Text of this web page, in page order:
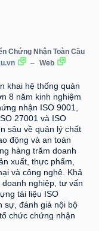
Chứng Nhận Toàn Cầu
– Web
khai hệ thống quản
8 năm kinh nghiệm
nhận ISO 9001,
27001 và ISO
sâu về quản lý chất
động và an toàn
hàng trăm doanh
xuất, thực phẩm,
và công nghệ. Khả
nghiệp, tư vấn
tài liệu ISO
sự, đánh giá nội bộ
chức chứng nhận